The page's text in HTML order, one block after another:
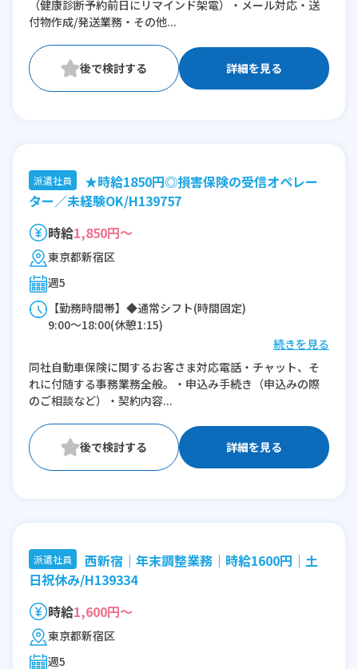
（健康診断予約前日にリマインド架電）・メール対応・送
付物作成/発送業務・その他...
詳細を見る
派遣社員
★時給1850円◎損害保険の受信オペレー
ター／未経験OK/H139757
時給1,850円～
東京都新宿区
週5
【勤務時間帯】◆通常シフト(時間固定)
9:00〜18:00(休憩1:15)
続きを見る
同社自動車保険に関するお客さま対応電話・チャット、そ
れに付随する事務業務全般。・申込み手続き（申込みの際
のご相談など）・契約内容...
詳細を見る
派遣社員
西新宿｜年末調整業務｜時給1600円｜土
日祝休み/H139334
時給1,600円～
東京都新宿区
週5